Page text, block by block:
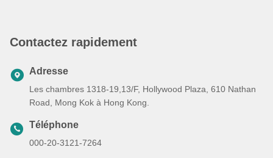
Contactez rapidement
Adresse
Les chambres 1318-19,13/F, Hollywood Plaza, 610 Nathan
Road, Mong Kok à Hong Kong.
Téléphone
000-20-3121-7264